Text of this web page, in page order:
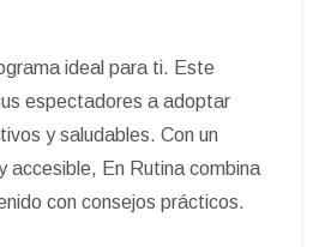
ideal para ti. Este
espectadores a adoptar
y saludables. Con un
accesible, En Rutina combina
con consejos prácticos.